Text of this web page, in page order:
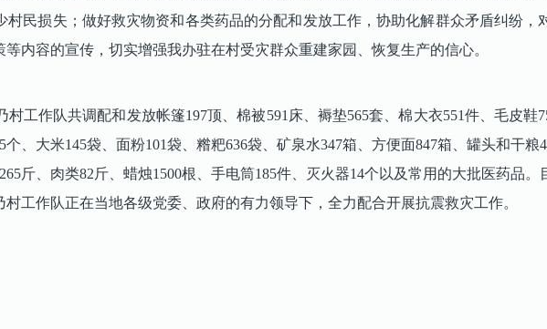
民损失；做好救灾物资和各类药品的分配和发放工作，协助化解群众矛盾纠纷，
内容的宣传，切实增强我办驻在村受灾群众重建家园、恢复生产的信心。
工作队共调配和发放帐篷197顶、棉被591床、褥垫565套、棉大衣551件、毛皮鞋
、大米145袋、面粉101袋、糌粑636袋、矿泉水347箱、方便面847箱、罐头和干
斤、肉类82斤、蜡烛1500根、手电筒185件、灭火器14个以及常用的大批医药品
工作队正在当地各级党委、政府的有力领导下，全力配合开展抗震救灾工作。